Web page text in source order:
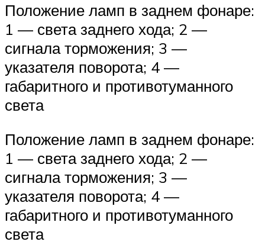
Положение ламп в заднем фонаре:
1 — света заднего хода; 2 —
сигнала торможения; 3 —
указателя поворота; 4 —
габаритного и противотуманного
света
Положение ламп в заднем фонаре:
1 — света заднего хода; 2 —
сигнала торможения; 3 —
указателя поворота; 4 —
габаритного и противотуманного
света